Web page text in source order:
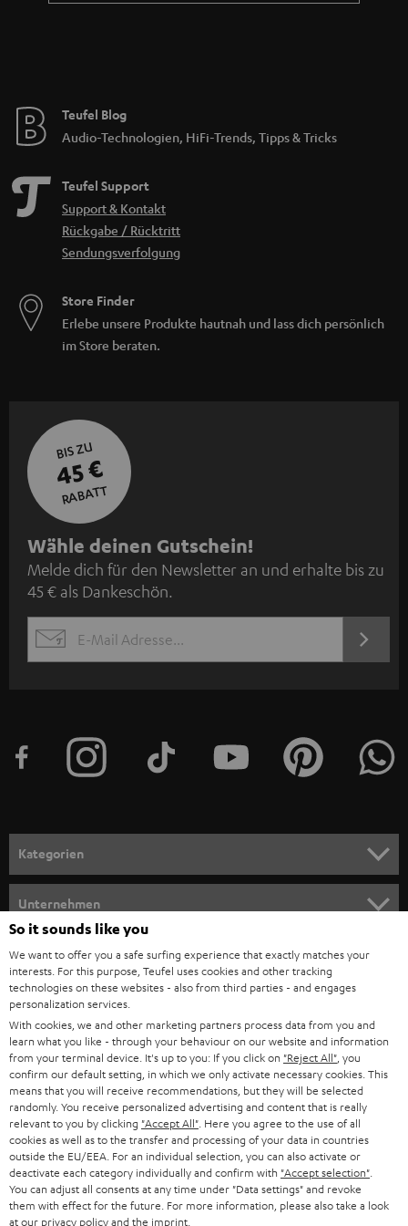
Teufel Blog
Audio-Technologien, HiFi-Trends, Tipps & Tricks
Teufel Support
Support & Kontakt
Rückgabe / Rücktritt
Sendungsverfolgung
Store Finder
Erlebe unsere Produkte hautnah und lass dich persönlich
im Store beraten.
BIS ZU
45 €
RABATT
N
e
w
s
l
e
n
m
e
l
d
u
n
g
Wähle deinen Gutschein!
Melde dich für den Newsletter an und erhalte bis zu
45 € als Dankeschön.
EMAIL
JETZT
Kategorien
HEIMKINO-KOMPLETTANLAGEN
SOUNDBARS
SMART HOME
BLUETOOTH-LAUTSPRECHER
KOPFHÖRER
BLUETOOTH-KOPFHÖRER
STEREOANLAGEN
Unternehmen
KARRIERE
PRESSE & MARKETING
GESCHÄFTSKUNDEN
PARTNERPROGRAMM
BLOG
NEWSLETTER
Teufel Onlineshops
DEUTSCHLAND
ÖSTERREICH
SCHWEIZ
NIEDERLANDE
BELGIEN
So it sounds like you
We want to offer you a safe surfing experience that exactly matches your
interests. For this purpose, Teufel uses cookies and other tracking
technologies on these websites - also from third parties - and engages
personalization services.
With cookies, we and other marketing partners process data from you and
learn what you like - through your behaviour on our website and information
from your terminal device. It's up to you: If you click on "Reject All" , you
confirm our default setting, in which we only activate necessary cookies. This
means that you will receive recommendations, but they will be selected
randomly. You receive personalized advertising and content that is really
relevant to you by clicking "Accept All" . Here you agree to the use of all
cookies as well as to the transfer and processing of your data in countries
outside the EU/EEA. For an individual selection, you can also activate or
deactivate each category individually and confirm with "Accept selection"
You can adjust all consents at any time under "Data settings" and revoke
them with effect for the future. For more information, please also take a look
at our privacy policyand the imprint